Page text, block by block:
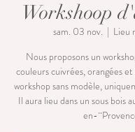
Workshoop
sam. 03 nov.
  |
Lieu
Nous proposons un
couleurs cuivrées, orangées
workshop sans modèle,
Il aura lieu dans un sous bois
en-